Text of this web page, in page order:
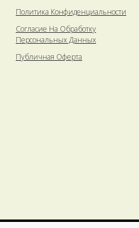
Политика Конфиденциальности
Cогласие На Обработку
Персональных Данных
Публичная Оферта